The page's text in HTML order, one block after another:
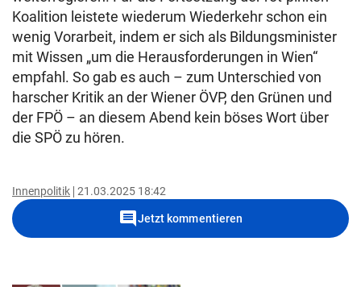
Koalition leistete wiederum Wiederkehr schon ein
wenig Vorarbeit, indem er sich als Bildungsminister
mit Wissen „um die Herausforderungen in Wien“
empfahl. So gab es auch – zum Unterschied von
harscher Kritik an der Wiener ÖVP, den Grünen und
der FPÖ – an diesem Abend kein böses Wort über
die SPÖ zu hören.
Innenpolitik 21.03.2025 18:42
commentJetzt kommentieren